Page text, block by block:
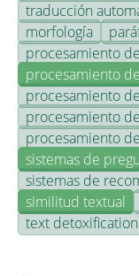
traducción
morfología
procesamiento
procesamiento
procesamiento
procesamiento
procesamiento
sistemas de
sistemas de
similitud textual
text detoxification